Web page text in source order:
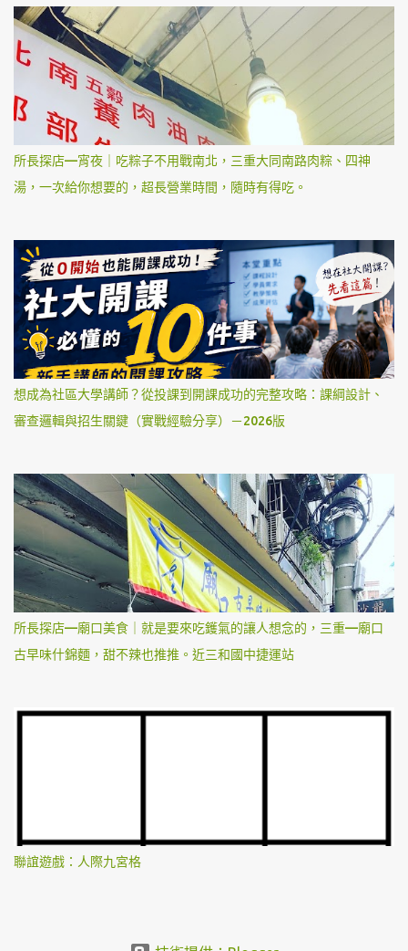
所長探店—宵夜｜吃粽子不用戰南北，三重大同南路肉粽、四神
湯，一次給你想要的，超長營業時間，隨時有得吃。
想成為社區大學講師？從投課到開課成功的完整攻略：課綱設計、
審查邏輯與招生關鍵（實戰經驗分享）－2026版
所長探店—廟口美食｜就是要來吃鑊氣的讓人想念的，三重—廟口
古早味什錦麵，甜不辣也推推。近三和國中捷運站
聯誼遊戲：人際九宮格